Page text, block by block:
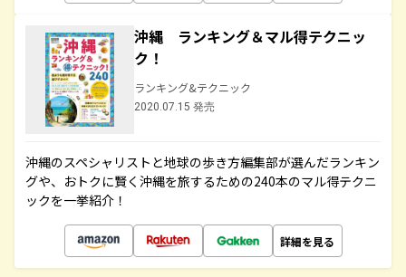
沖縄 ランキング＆マル得テクニッ
ク！
ランキング&テクニック
2020.07.15 発売
沖縄のスペシャリストと地球の歩き方編集部が選んだランキン
グや、おトクに賢く沖縄を旅するための240本のマル得テクニ
ックを一挙紹介！
詳細を見る